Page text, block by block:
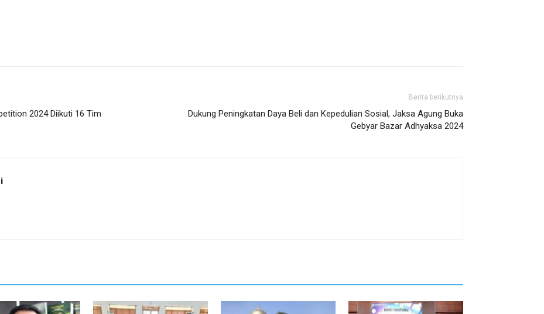
2024 Diikuti 16 Tim
Berita berikutnya
Dukung Peningkatan Daya Beli dan Kepedulian Sosial, Jaksa Agung Buka
Gebyar Bazar Adhyaksa 2024